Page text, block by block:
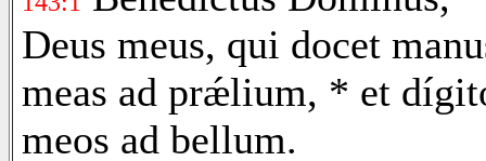
Deus meus, qui docet
meas ad prǽlium, * et
meos ad bellum.